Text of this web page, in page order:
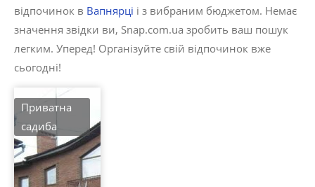
відпочинок в Вапнярці і з вибраним бюджетом. Немає
значення звідки ви, Snap.com.ua зробить ваш пошук
легким. Уперед! Організуйте свій відпочинок вже
сьогодні!
Приватна
садиба